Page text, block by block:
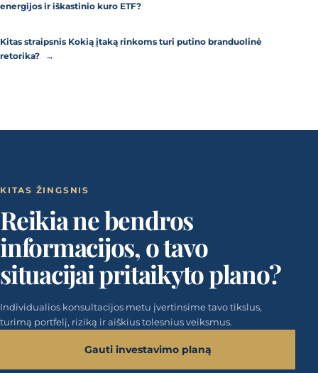
energijos ir iškastinio kuro ETF?
Kitas straipsnis Kokią įtaką rinkoms turi putino branduolinė
retorika?
→
KITAS ŽINGSNIS
Reikia ne bendros
informacijos, o tavo
situacijai pritaikyto plano?
Individualios konsultacijos metu įvertinsime tavo tikslus,
turimą portfelį, riziką ir aiškius tolesnius veiksmus.
Gauti investavimo planą